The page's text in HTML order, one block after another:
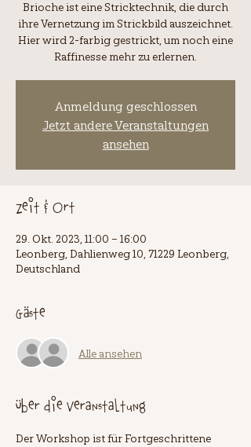
Brioche ist eine Stricktechnik, die durch
ihre Vernetzung im Strickbild auszeichnet.
Hier wird 2-farbig gestrickt, um noch eine
Raffinesse mehr zu erlernen.
Anmeldung geschlossen
Jetzt andere Veranstaltungen
ansehen
Zeit & Ort
29. Okt. 2023, 11:00 – 16:00
Leonberg, Dahlienweg 10, 71229 Leonberg,
Deutschland
Gäste
Alle ansehen
Über die Veranstaltung
Der Workshop ist für Fortgeschrittene